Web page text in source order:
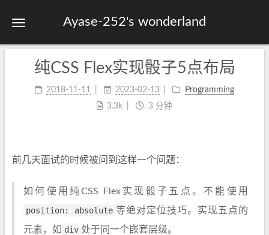
Ayase-252's wonderland
首页
关于
纯CSS Flex实现骰子5点布局
2018-11-11 2023-02-13
Programming
3.3k
3 分钟
前几天面试的时候被问到这样一个问题：
如何使用纯CSS Flex实现骰子五点。不能使用
position: absolute 等绝对定位技巧。实现五点的
元素，如
div 处于同一个嵌套层级。